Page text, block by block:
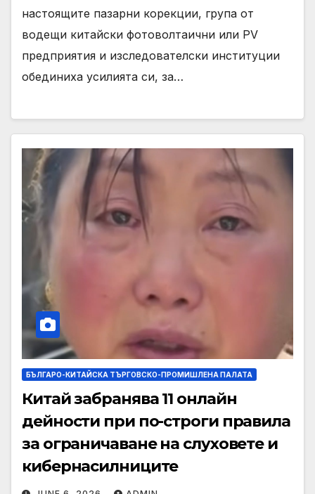
настоящите пазарни корекции, група от
водещи китайски фотоволтаични или PV
предприятия и изследователски институции
обединиха усилията си, за…
БЪЛГАРО-КИТАЙСКА ТЪРГОВСКО-ПРОМИШЛЕНА ПАЛАТА
Китай забранява 11 онлайн
дейности при по-строги правила
за ограничаване на слуховете и
кибернасилниците